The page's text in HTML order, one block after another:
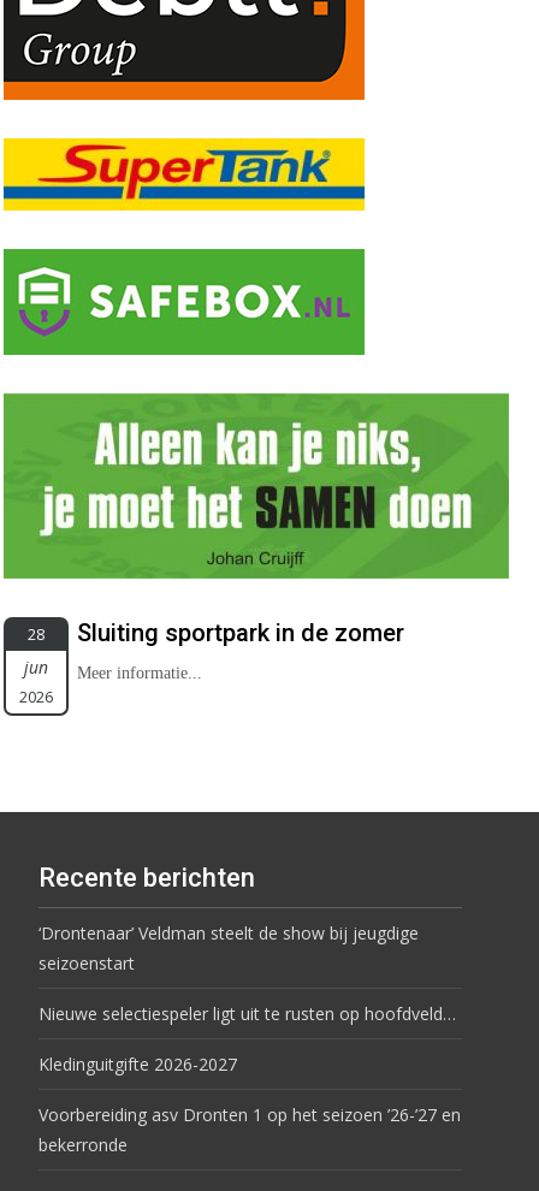
28
jun
2026
Sluiting sportpark in de zomer
Meer informatie...
Recente berichten
‘Drontenaar’ Veldman steelt de show bij jeugdige
seizoenstart
Nieuwe selectiespeler ligt uit te rusten op hoofdveld…
Kledinguitgifte 2026-2027
Voorbereiding asv Dronten 1 op het seizoen ’26-’27 en
bekerronde